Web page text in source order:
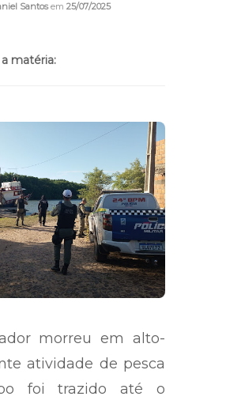
Santosem 25/07/2025
matéria:
morreu em alto-
atividade de pesca
foi trazido até o